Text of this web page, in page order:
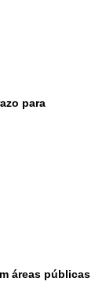
para
áreas públicas